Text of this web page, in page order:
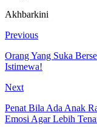
Akhbarkini
Previous
Orang Yang Suka
Istimewa!
Next
Penat Bila Ada Anak
Emosi Agar Lebih